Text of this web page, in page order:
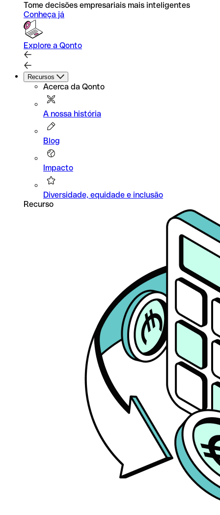
Tome decisões empresariais mais inteligentes
Conheça já
Explore a Qonto
Recursos
Acerca da Qonto
A nossa história
Blog
Impacto
Diversidade, equidade e inclusão
Recurso